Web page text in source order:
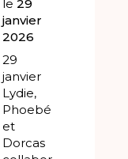
le 29
janvier
2026
29
janvier
Lydie,
Phoebé
et
Dorcas